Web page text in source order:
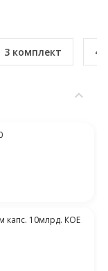
3 комплект 4
keyboard_arrow_down
капс. 10млрд. КОЕ